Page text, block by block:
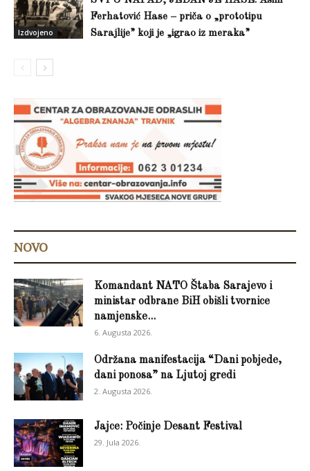
Izdvojeno
Ferhatović Hase – priča o „prototipu
Sarajlije” koji je „igrao iz meraka”
NOVO
Komandant NATO Štaba Sarajevo i
ministar odbrane BiH obišli tvornice
namjenske...
6. Augusta 2026.
Održana manifestacija “Dani pobjede,
dani ponosa” na Ljutoj gredi
2. Augusta 2026.
Jajce: Počinje Desant Festival
29. Jula 2026.